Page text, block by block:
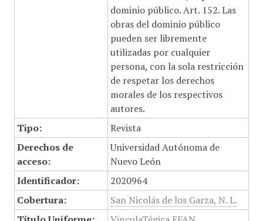
dominio público. Art. 152. Las
obras del dominio público
pueden ser libremente
utilizadas por cualquier
persona, con la sola restricción
de respetar los derechos
morales de los respectivos
autores.
Tipo:
Revista
Derechos de
acceso:
Universidad Autónoma de
Nuevo León
Identificador:
2020964
Cobertura:
San Nicolás de los Garza, N. L.